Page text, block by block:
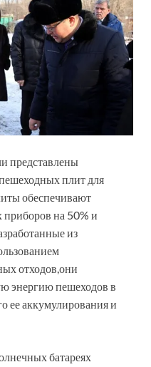
представлены
плит для
обеспечивают
приборов на 50% и
из
отходов,они
энергию пешеходов в
ее аккумулирования и
батареях